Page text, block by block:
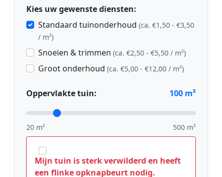
Kies uw gewenste diensten:
Standaard tuinonderhoud (ca. €1,50 - €3,50
/ m²)
Snoeien & trimmen (ca. €2,50 - €5,50 / m²)
Groot onderhoud (ca. €5,00 - €12,00 / m²)
Oppervlakte tuin: 100 m²
20 m² 500 m²
Mijn tuin is sterk verwilderd en heeft
een flinke opknapbeurt nodig.